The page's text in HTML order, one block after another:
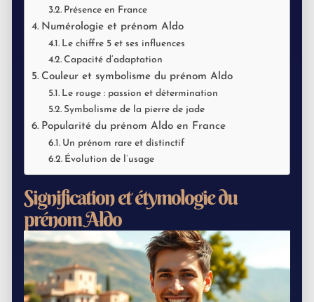
Présence en France
Numérologie et prénom Aldo
Le chiffre 5 et ses influences
Capacité d’adaptation
Couleur et symbolisme du prénom Aldo
Le rouge : passion et détermination
Symbolisme de la pierre de jade
Popularité du prénom Aldo en France
Un prénom rare et distinctif
Évolution de l’usage
Signification et étymologie du
prénom Aldo